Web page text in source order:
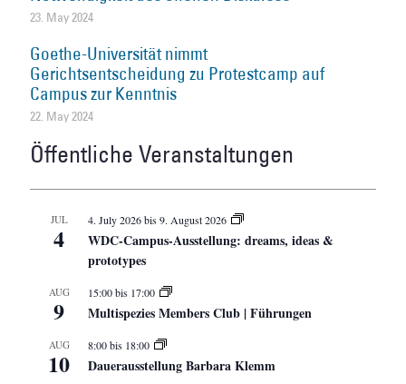
23. May 2024
Goethe-Universität nimmt
Gerichtsentscheidung zu Protestcamp auf
Campus zur Kenntnis
22. May 2024
Öffentliche Veranstaltungen
JUL
4
4. July 2026bis9. August 2026
WDC-Campus-Ausstellung: dreams, ideas &
prototypes
AUG
9
15:00bis 17:00
Multispezies Members Club | Führungen
AUG
10
8:00bis 18:00
Dauerausstellung Barbara Klemm